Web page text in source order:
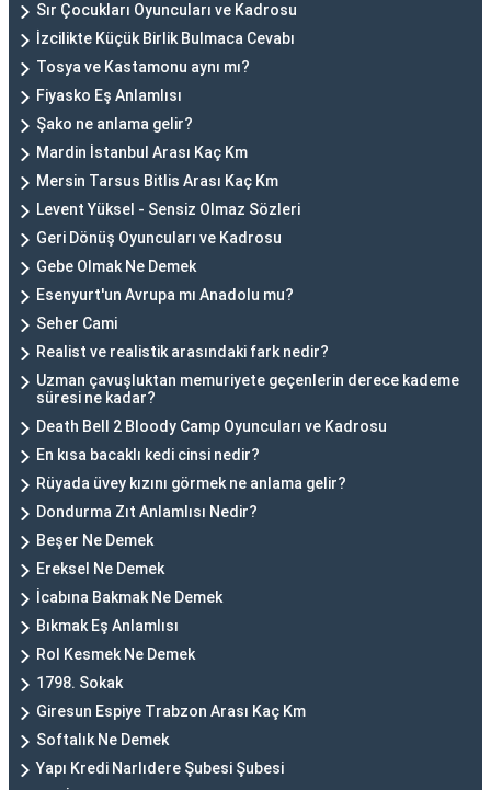
Sır Çocukları Oyuncuları ve Kadrosu
İzcilikte Küçük Birlik Bulmaca Cevabı
Tosya ve Kastamonu aynı mı?
Fiyasko Eş Anlamlısı
Şako ne anlama gelir?
Mardin İstanbul Arası Kaç Km
Mersin Tarsus Bitlis Arası Kaç Km
Levent Yüksel - Sensiz Olmaz Sözleri
Geri Dönüş Oyuncuları ve Kadrosu
Gebe Olmak Ne Demek
Esenyurt'un Avrupa mı Anadolu mu?
Seher Cami
Realist ve realistik arasındaki fark nedir?
Uzman çavuşluktan memuriyete geçenlerin derece kademe
süresi ne kadar?
Death Bell 2 Bloody Camp Oyuncuları ve Kadrosu
En kısa bacaklı kedi cinsi nedir?
Rüyada üvey kızını görmek ne anlama gelir?
Dondurma Zıt Anlamlısı Nedir?
Beşer Ne Demek
Ereksel Ne Demek
İcabına Bakmak Ne Demek
Bıkmak Eş Anlamlısı
Rol Kesmek Ne Demek
1798. Sokak
Giresun Espiye Trabzon Arası Kaç Km
Softalık Ne Demek
Yapı Kredi Narlıdere Şubesi Şubesi